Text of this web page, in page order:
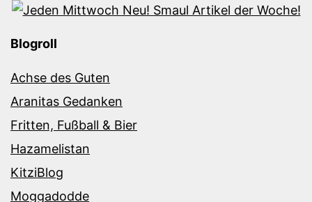
Blogroll
Achse des Guten
Aranitas Gedanken
Fritten, Fußball & Bier
Hazamelistan
KitziBlog
Moggadodde